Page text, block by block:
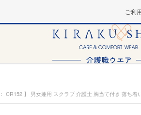
ご利
CR152 】 男女兼用 スクラブ 介護士 胸当て付き 落ち着